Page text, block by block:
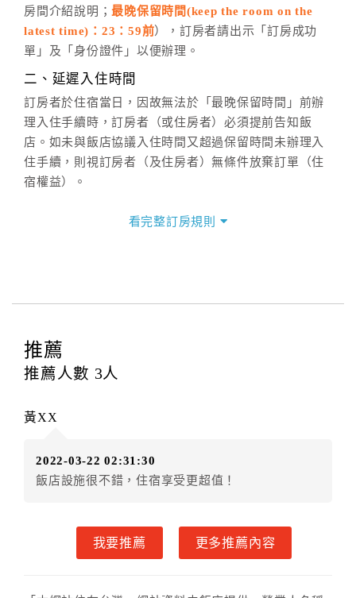
週一至週日，上午9:00～晚上6:00
六、聯絡方式
(07)9682715 。
房間介紹說明；最晚保留時間(keep the room on the
latest time)：23：59前），訂房者請出示「訂房成功
單」及「身份證件」以便辦理。
二、延遲入住時間
訂房者於住宿當日，因故無法於「最晚保留時間」前辦
理入住手續時，訂房者（或住房者）必須提前告知飯
店。如未與飯店協議入住時間又超過保留時間未辦理入
住手續，則視訂房者（及住房者）無條件放棄訂單（住
宿權益）。
四、訂單異動
提出申辦不得異動訂單。
每筆訂單異動限定
辦理取消退款。
房者應補足差額。（限原訂飯店）
房者不得要求退其差額。（限原訂飯店）
限原訂飯店），異動完成後不得辦理取消退
款。（提出申辦日為保留起算日）
店客滿，敬請及早計畫，如逾時未提出申辦，視同無條
看完整訂房規則
推薦
推薦人數 3人
黃XX
2022-03-22 02:31:30
飯店設施很不錯，住宿享受更超值！
我要推薦 更多推薦內容